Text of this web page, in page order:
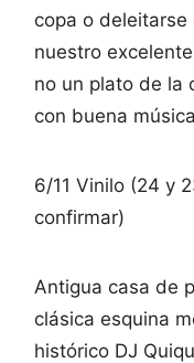
copa o
nuestro
no un plato de la
con buena
6/11 Vinilo (24 y
confirmar)
Antigua casa de
clásica esquina
histórico DJ